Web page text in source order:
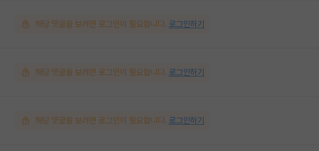
해당 댓글을 보려면 로그인이 필요합니다. 로그인하기
해당 댓글을 보려면 로그인이 필요합니다. 로그인하기
해당 댓글을 보려면 로그인이 필요합니다. 로그인하기